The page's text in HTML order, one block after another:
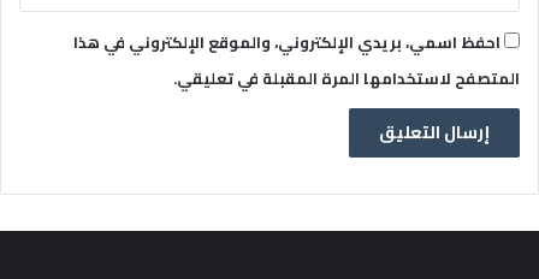
احفظ اسمي، بريدي الإلكتروني، والموقع الإلكتروني في هذا
المتصفح لاستخدامها المرة المقبلة في تعليقي.